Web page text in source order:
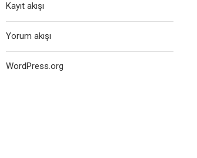
Kayıt akışı
Yorum akışı
WordPress.org